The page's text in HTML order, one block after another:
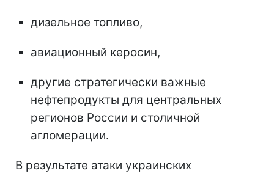
дизельное топливо,
авиационный керосин,
другие стратегически важные
нефтепродукты для центральных
регионов России и столичной
агломерации.
В результате атаки украинских